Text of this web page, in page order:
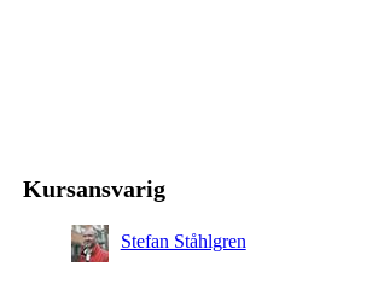
Kursansvarig
Stefan Ståhlgren